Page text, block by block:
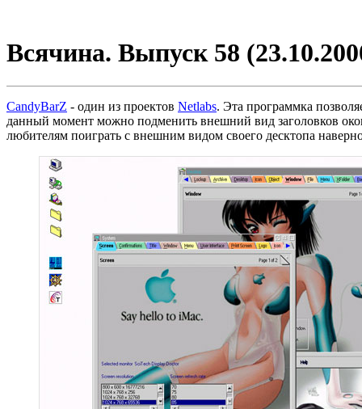
Всячина. Выпуск 58
CandyBarZ - один из проектов Netlabs. Эта программка
данный момент можно подменить внешний вид заголовков
любителям поиграть с внешним видом своего десктопа